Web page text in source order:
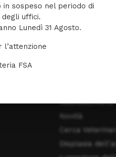
MENU
Riconoscimenti
Novità
Cerca
Displasia
sospeso nel periodo di
degli uffici.
Lunedì 31 Agosto.
l’attenzione
FSA